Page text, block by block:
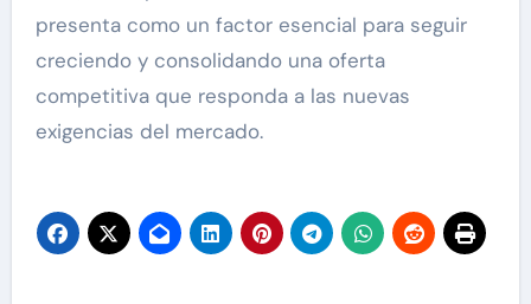
presenta como un factor esencial para seguir
creciendo y consolidando una oferta
competitiva que responda a las nuevas
exigencias del mercado.